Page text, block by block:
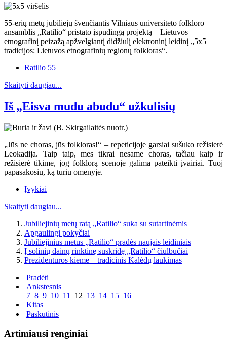
55-erių metų jubiliejų švenčiantis Vilniaus universiteto folkloro
ansamblis „Ratilio“ pristato įspūdingą projektą – Lietuvos
etnografinį peizažą apžvelgiantį didžiulį elektroninį leidinį „5x5
tradicijos: Lietuvos etnografinių regionų folkloras“.
Ratilio 55
Skaityti daugiau...
Iš „Eisva mudu abudu“ užkulisių
„Jūs ne choras, jūs folkloras!“ – repeticijoje garsiai sušuko režisierė
Leokadija. Taip taip, mes tikrai nesame choras, tačiau kaip ir
režisierė tikime, jog folklorą scenoje galima pateikti įvairiai. Tuoj
papasakosiu, ką turiu omenyje.
Įvykiai
Skaityti daugiau...
Jubiliejinių metų ratą „Ratilio“ suka su sutartinėmis
Apgaulingi pokyčiai
Jubiliejinius metus „Ratilio“ pradės naujais leidiniais
Į solinių dainų rinktinę suskridę „Ratilio“ čiulbučiai
Prezidentūros kieme – tradicinis Kalėdų laukimas
Pradėti
Ankstesnis
7 8 9 10 11 12 13 14 15 16
Kitas
Paskutinis
Artimiausi renginiai